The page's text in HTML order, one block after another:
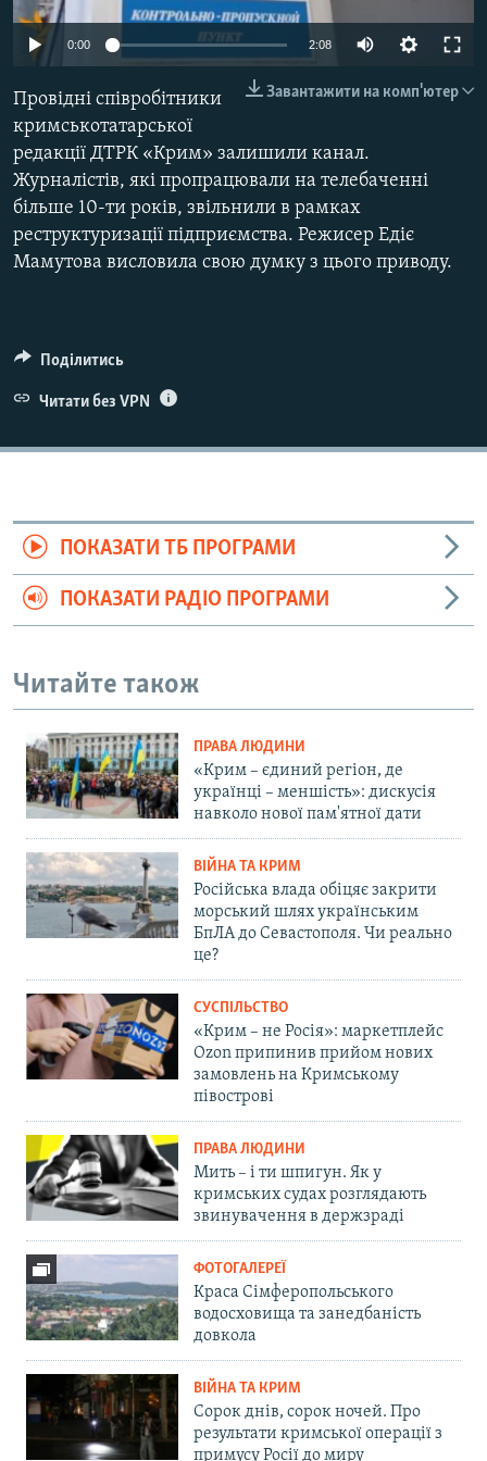
ВІДЕОУРОКИ «ELIFBE»
СВІДЧЕННЯ ОКУПАЦІЇ
УКРАЇНСЬКА ПРОБЛЕМА КРИМУ
Русский
ДОЛУЧАЙСЯ!
Усі сайти RFE/RL
0:00 2:08
Завантажити на комп'ютер
Провідні співробітники
кримськотатарської
редакції ДТРК «Крим» залишили канал.
Журналістів, які пропрацювали на телебаченні
більше 10-ти років, звільнили в рамках
реструктуризації підприємства. Режисер Едіє
Мамутова висловила свою думку з цього приводу.
Поділитись
Читати без VPN
ПОКАЗАТИ ТБ ПРОГРАМИ
ПОКАЗАТИ РАДІО ПРОГРАМИ
Читайте також
ПРАВА ЛЮДИНИ
«Крим – єдиний регіон, де
українці – меншість»: дискусія
навколо нової пам'ятної дати
ВІЙНА ТА КРИМ
Російська влада обіцяє закрити
морський шлях українським
БпЛА до Севастополя. Чи реально
це?
СУСПІЛЬСТВО
«Крим – не Росія»: маркетплейс
Ozon припинив прийом нових
замовлень на Кримському
півострові
ПРАВА ЛЮДИНИ
Мить – і ти шпигун. Як у
кримських судах розглядають
звинувачення в держзраді
ФОТОГАЛЕРЕЇ
Краса Сімферопольського
водосховища та занедбаність
довкола
ВІЙНА ТА КРИМ
Сорок днів, сорок ночей. Про
результати кримської операції з
примусу Росії до миру